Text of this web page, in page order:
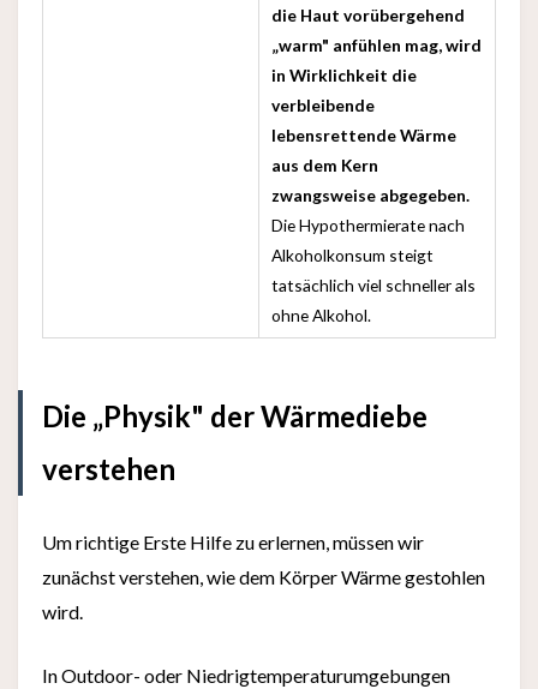
die Haut vorübergehend
„warm" anfühlen mag, wird
in Wirklichkeit die
verbleibende
lebensrettende Wärme
aus dem Kern
zwangsweise abgegeben.
Die Hypothermierate nach
Alkoholkonsum steigt
tatsächlich viel schneller als
ohne Alkohol.
Die „Physik" der Wärmediebe
verstehen
Um richtige Erste Hilfe zu erlernen, müssen wir
zunächst verstehen, wie dem Körper Wärme gestohlen
wird.
In Outdoor- oder Niedrigtemperaturumgebungen